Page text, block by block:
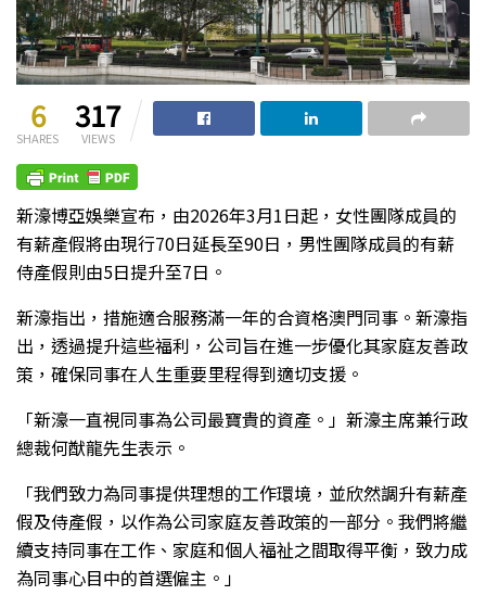
6
SHARES
317
VIEWS
新濠博亞娛樂宣布，由2026年3月1日起，女性團隊成員的
有薪產假將由現行70日延長至90日，男性團隊成員的有薪
侍產假則由5日提升至7日。
新濠指出，措施適合服務滿一年的合資格澳門同事。新濠指
出，透過提升這些福利，公司旨在進一步優化其家庭友善政
策，確保同事在人生重要里程得到適切支援。
「新濠一直視同事為公司最寶貴的資產。」新濠主席兼行政
總裁何猷龍先生表示。
「我們致力為同事提供理想的工作環境，並欣然調升有薪產
假及侍產假，以作為公司家庭友善政策的一部分。我們將繼
續支持同事在工作、家庭和個人福祉之間取得平衡，致力成
為同事心目中的首選僱主。」